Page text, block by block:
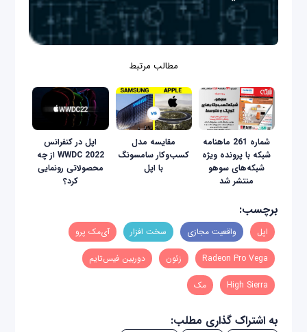
مطالب مرتبط
شماره 261 ماهنامه
شبکه با پرونده ویژه
شبکه‌های سوهو
منتشر شد
مقایسه مدل
کسب‌و‌کار سامسونگ
با اپل
اپل در کنفرانس
WWDC 2022 از چه
محصولاتی رونمایی
کرد؟
برچسب:
اپل واقعیت مجازی سخت افزار آی‌مک پرو
Radeon Pro Vega زئون دوربین فیس‌تایم
High Sierra مک
به اشتراک گذاری مطلب: